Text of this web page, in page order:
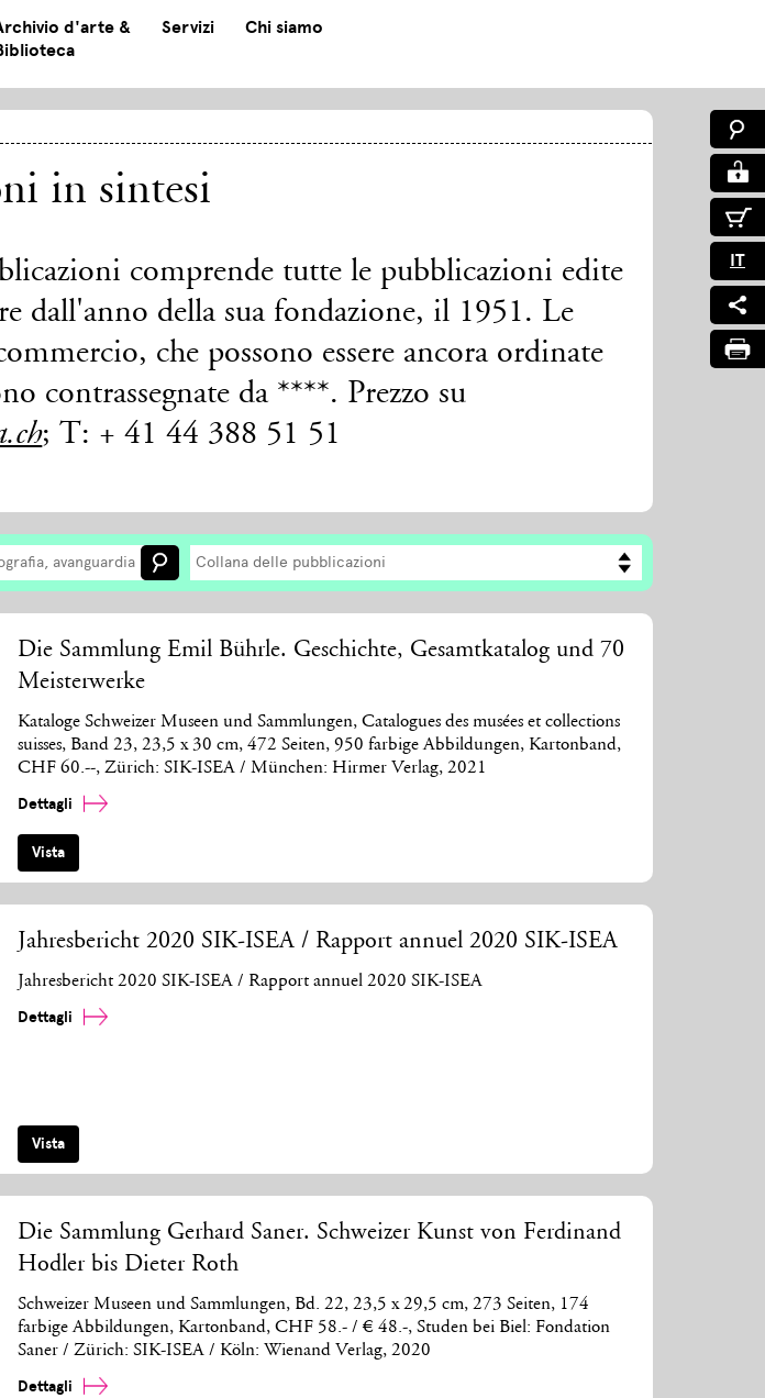
d'arte &
Servizi Chi siamo
IT
in sintesi
comprende tutte le pubblicazioni edite
dall'anno della sua fondazione, il 1951. Le
che possono essere ancora ordinate
contrassegnate da ****. Prezzo su
; T: + 41 44 388 51 51
Collana delle pubblicazioni
Die Sammlung Emil Bührle. Geschichte, Gesamtkatalog und 70
Meisterwerke
Kataloge Schweizer Museen und Sammlungen, Catalogues des musées et collections
suisses, Band 23, 23,5 x 30 cm, 472 Seiten, 950 farbige Abbildungen, Kartonband,
CHF 60.--, Zürich: SIK-ISEA / München: Hirmer Verlag, 2021
Dettagli
Vista
Jahresbericht 2020 SIK-ISEA / Rapport annuel 2020 SIK-ISEA
Jahresbericht 2020 SIK-ISEA / Rapport annuel 2020 SIK-ISEA
Dettagli
Vista
Die Sammlung Gerhard Saner. Schweizer Kunst von Ferdinand
Hodler bis Dieter Roth
Schweizer Museen und Sammlungen, Bd. 22, 23,5 x 29,5 cm, 273 Seiten, 174
farbige Abbildungen, Kartonband, CHF 58.- / € 48.-, Studen bei Biel: Fondation
Saner / Zürich: SIK-ISEA / Köln: Wienand Verlag, 2020
Dettagli